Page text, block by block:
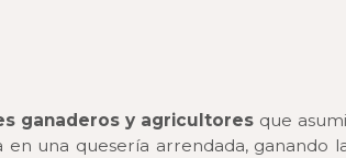
ganaderos y agricultoresque
una quesería arrendada, ganando